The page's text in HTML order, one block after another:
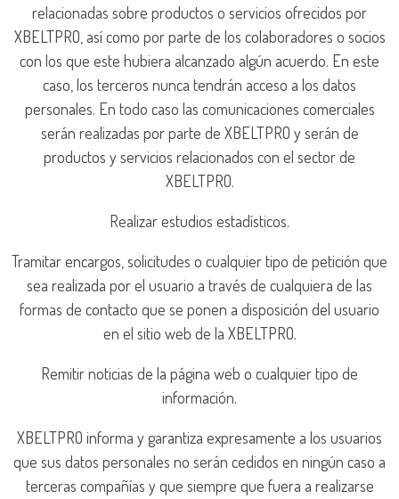
relacionadas sobre productos o servicios ofrecidos por
XBELTPRO, así como por parte de los colaboradores o socios
con los que este hubiera alcanzado algún acuerdo. En este
caso, los terceros nunca tendrán acceso a los datos
personales. En todo caso las comunicaciones comerciales
serán realizadas por parte de XBELTPRO y serán de
productos y servicios relacionados con el sector de
XBELTPRO.
Realizar estudios estadísticos.
Tramitar encargos, solicitudes o cualquier tipo de petición que
sea realizada por el usuario a través de cualquiera de las
formas de contacto que se ponen a disposición del usuario
en el sitio web de la XBELTPRO.
Remitir noticias de la página web o cualquier tipo de
información.
XBELTPRO informa y garantiza expresamente a los usuarios
que sus datos personales no serán cedidos en ningún caso a
terceras compañías y que siempre que fuera a realizarse